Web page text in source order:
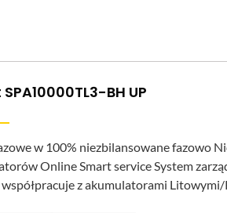
BH UP
w 100% niezbilansowane fazowo
Online Smart service System
z akumulatorami